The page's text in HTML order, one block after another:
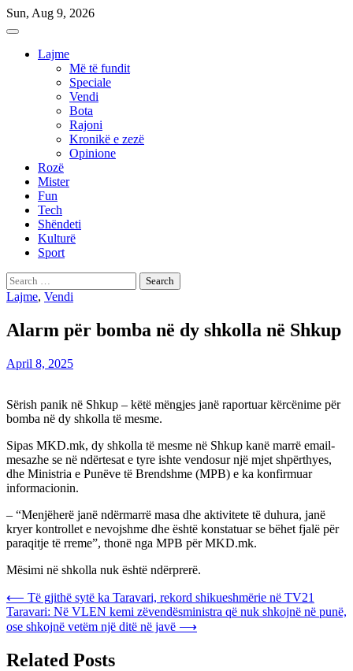
Skip
to
Sun, Aug 9, 2026
Lajme
Më të fundit
Speciale
Vendi
Bota
Rajoni
Kronikë e zezë
Opinione
Rozë
Mister
Fun
Tech
Shëndeti
Kulturë
Sport
Search
for:
Lajme, Vendi
Alarm për bomba në dy shkolla në Shkup
April 8, 2025
Sërish panik në Shkup – këtë mëngjes janë raportuar kërcënime për
bomba në dy shkolla të mesme.
Sipas MKD.mk, dy shkolla të mesme në Shkup kanë marrë email-
mesazhe se në ndërtesat e tyre ishte vendosur një mjet shpërthyes,
dhe Ministria e Punëve të Brendshme (MPB) e ka konfirmuar
informacionin.
– “Menjëherë janë ndërmarrë masa dhe aktivitete të duhura, janë
kryer kontrollet e nevojshme dhe është konstatuar se bëhet fjalë për
paraqitje të rreme”, thonë nga MPB për MKD.mk.
Mësimi në shkolla nuk është ndërprerë.
Post
navigation
⟵ Të gjithë sytë ka Taravari, rekord shikueshmërie në TV21
Taravari: Në VLEN kemi zëvendësministra që nuk shkojnë në punë,
ose shkojnë vetëm një ditë në javë ⟶
Related Posts